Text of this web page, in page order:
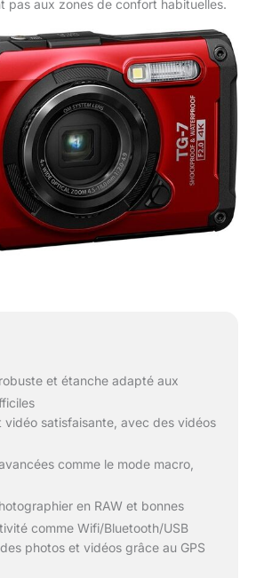
pas aux zones de confort habituelles.
et étanche adapté aux
vidéo satisfaisante, avec des vidéos
comme le mode macro,
en RAW et bonnes
comme Wifi/Bluetooth/USB
photos et vidéos grâce au GPS